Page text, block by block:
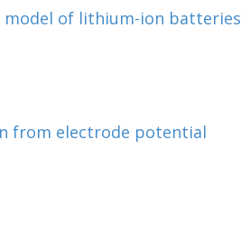
of lithium-ion batteries
from electrode potential